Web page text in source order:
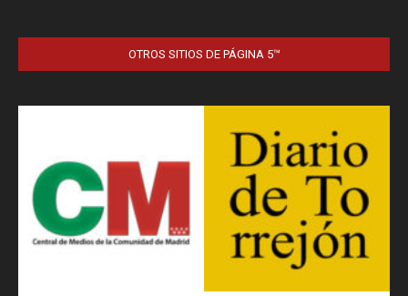
OTROS SITIOS DE PÁGINA 5™